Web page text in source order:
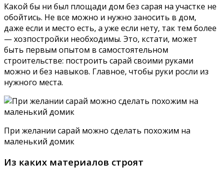
Какой бы ни был площади дом без сарая на участке не
обойтись. Не все можно и нужно заносить в дом,
даже если и место есть, а уже если нету, так тем более
— хозпостройки необходимы. Это, кстати, может
быть первым опытом в самостоятельном
строительстве: построить сарай своими руками
можно и без навыков. Главное, чтобы руки росли из
нужного места.
При желании сарай можно сделать похожим на
маленький домик
Из каких материалов строят